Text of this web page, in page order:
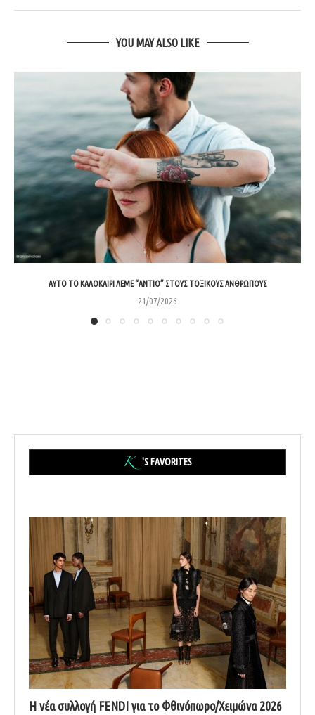
YOU MAY ALSO LIKE
ΑΥΤΌ ΤΟ ΚΑΛΟΚΑΊΡΙ ΛΈΜΕ “ΑΝΤΙΟ” ΣΤΟΥΣ ΤΟΞΙΚΟΎΣ ΑΝΘΡΏΠΟΥΣ
21/07/2026
'S FAVORITES
Η νέα συλλογή FENDI για το Φθινόπωρο/Χειμώνα 2026